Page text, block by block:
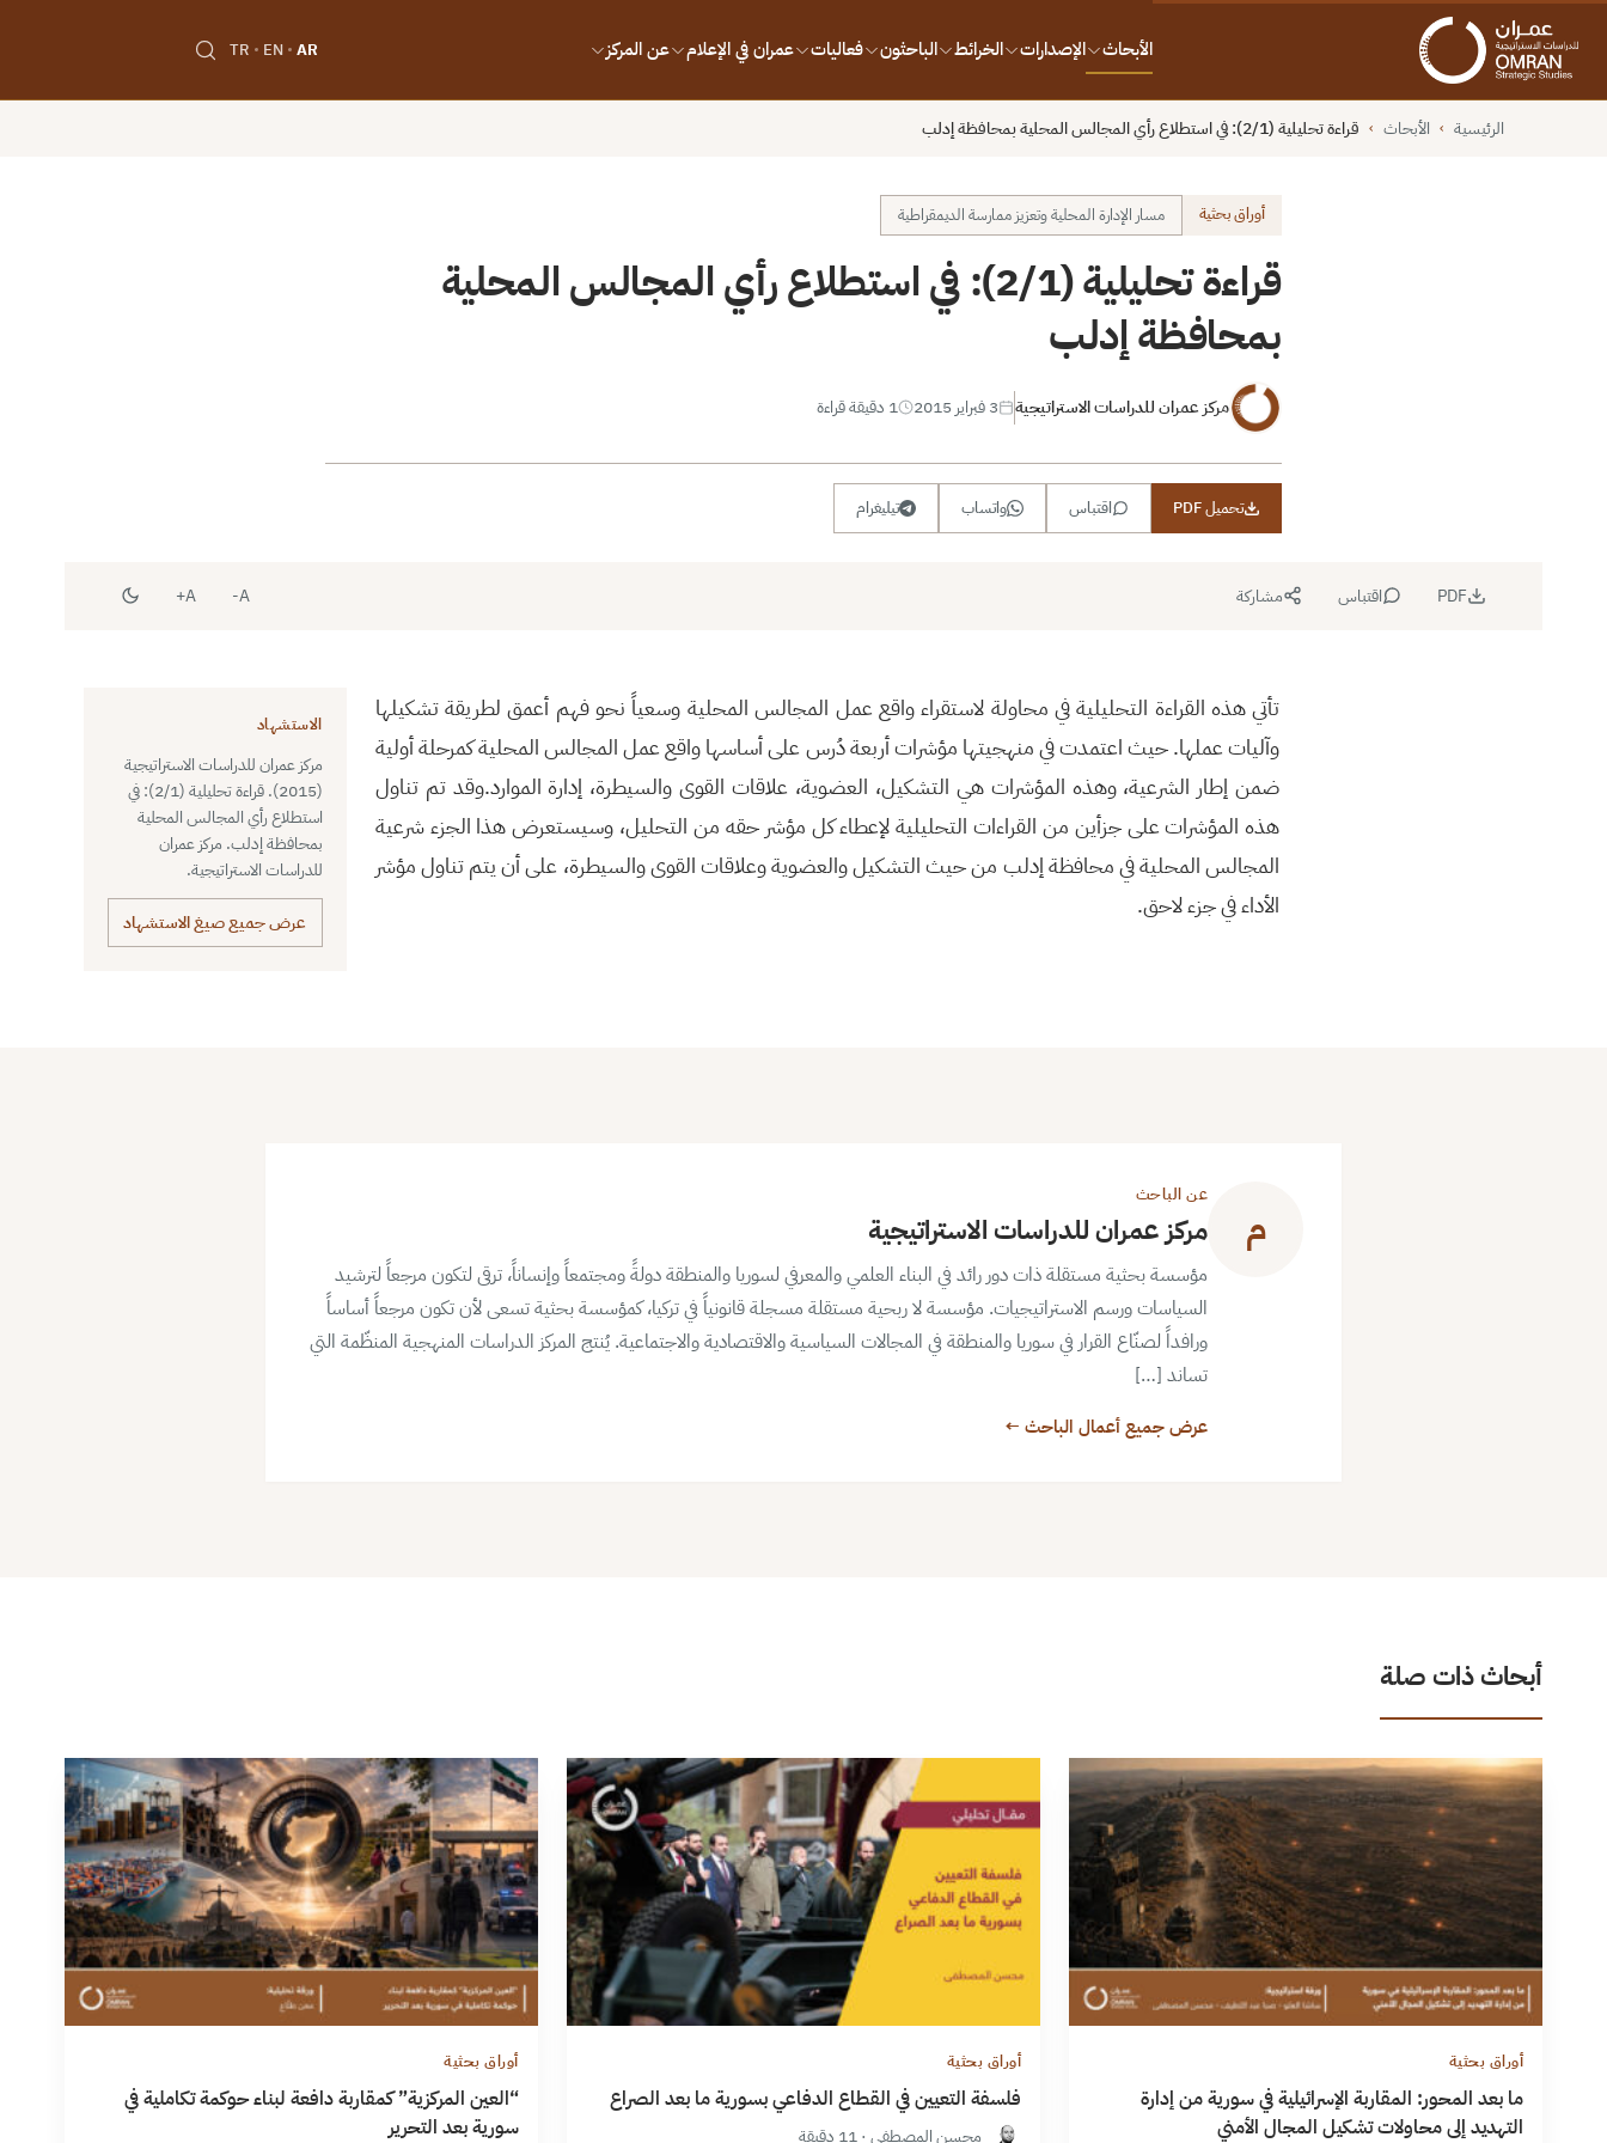
الأبحاث الإصدارات الخرائط الباحثون فعاليات عمران في الإعلام عن المركز AR
EN
TR
الرئيسية › الأبحاث › قراءة تحليلية (2/1): في استطلاع رأي المجالس المحلية بمحافظة إدلب
أوراق بحثية مسار الإدارة المحلية وتعزيز ممارسة الديمقراطية
قراءة تحليلية (2/1): في استطلاع رأي المجالس المحلية
بمحافظة إدلب
مركز عمران للدراسات الاستراتيجية 3 فبراير 2015 1 دقيقة قراءة
تحميل PDF اقتباس واتساب تيليغرام
PDF اقتباس مشاركة A-
A+
تأتي هذه القراءة التحليلية في محاولة لاستقراء واقع عمل المجالس المحلية وسعياً نحو فهم أعمق لطريقة تشكيلها
وآليات عملها. حيث اعتمدت في منهجيتها مؤشرات أربعة دُرس على أساسها واقع عمل المجالس المحلية كمرحلة أولية
ضمن إطار الشرعية، وهذه المؤشرات هي التشكيل، العضوية، علاقات القوى والسيطرة، إدارة الموارد.وقد تم تناول
هذه المؤشرات على جزأين من القراءات التحليلية لإعطاء كل مؤشر حقه من التحليل، وسيستعرض هذا الجزء شرعية
المجالس المحلية في محافظة إدلب من حيث التشكيل والعضوية وعلاقات القوى والسيطرة، على أن يتم تناول مؤشر
الأداء في جزء لاحق.
الاستشهاد
مركز عمران للدراسات الاستراتيجية
(2015). قراءة تحليلية (2/1): في
استطلاع رأي المجالس المحلية
بمحافظة إدلب. مركز عمران
للدراسات الاستراتيجية.
عرض جميع صيغ الاستشهاد
م
عن الباحث
مركز عمران للدراسات الاستراتيجية
مؤسسة بحثية مستقلة ذات دور رائد في البناء العلمي والمعرفي لسوريا والمنطقة دولةً ومجتمعاً وإنساناً، ترقى لتكون مرجعاً لترشيد
السياسات ورسم الاستراتيجيات. مؤسسة لا ربحية مستقلة مسجلة قانونياً في تركيا، كمؤسسة بحثية تسعى لأن تكون مرجعاً أساساً
ورافداً لصنّاع القرار في سوريا والمنطقة في المجالات السياسية والاقتصادية والاجتماعية. يُنتج المركز الدراسات المنهجية المنظّمة التي
تساند […]
عرض جميع أعمال الباحث ←
أبحاث ذات صلة
أوراق بحثية
ما بعد المحور: المقاربة الإسرائيلية في سورية من إدارة
التهديد إلى محاولات تشكيل المجال الأمني
أوراق بحثية
فلسفة التعيين في القطاع الدفاعي بسورية ما بعد الصراع
محسن المصطفى · 11 دقيقة
أوراق بحثية
“العين المركزية” كمقاربة دافعة لبناء حوكمة تكاملية في
سورية بعد التحرير